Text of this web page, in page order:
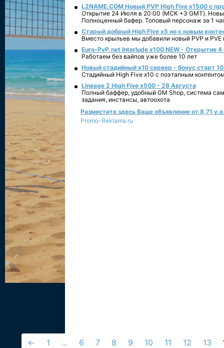
L2NAME.COM Новый PVP High Five x1500 с
Открытие 24 Июля в 20:00 (МСК +3 GMT).
Полноценный бафер. Топовый персонаж за 1
Старый добрый High Five x5 но с новым
Вместо крыльев мы добавили новый PVP и PVE
Euro-PvP.net Interlude х100 NEW - Открытие 4
Работаем без вайпов уже более 10 лет
Новый стадийный х10 сервер - бонус старт
Стадийный High Five x10 с поэтапным
Lineage 2 High Five x500 - 28 Августа
Полный баффер, удобный GM Shop, система
задания, инстансы, автоохота
Разместите здесь Ваше объявление от 8,71
Promo-Reklama.ru
← 1 ... 6 7 8 9 10 11 12 13